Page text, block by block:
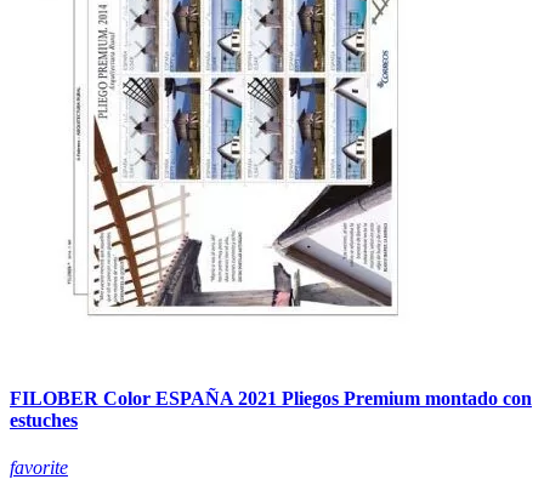
FILOBER Color ESPAÑA 2021 Pliegos Premium montado con
estuches
favorite